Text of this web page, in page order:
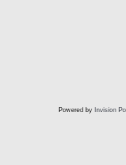
Powered by Invision